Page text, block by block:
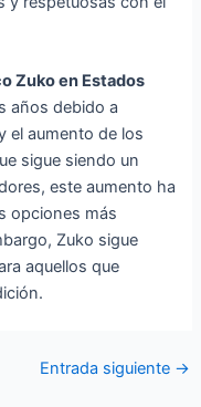
Zuko en Estados
años debido a
el aumento de los
sigue siendo un
este aumento ha
opciones más
Zuko sigue
aquellos que
Entrada siguiente →